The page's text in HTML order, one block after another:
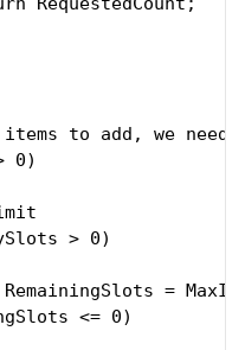
to add, we need
0)
> 0)
=
<= 0)